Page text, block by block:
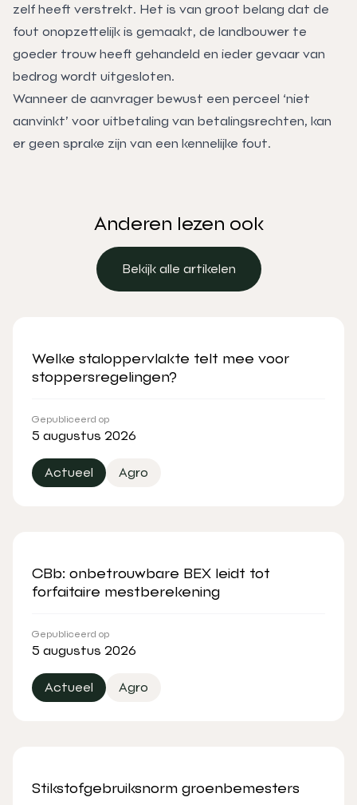
zelf heeft verstrekt. Het is van groot belang dat de
fout onopzettelijk is gemaakt, de landbouwer te
goeder trouw heeft gehandeld en ieder gevaar van
bedrog wordt uitgesloten.
Wanneer de aanvrager bewust een perceel ‘niet
aanvinkt’ voor uitbetaling van betalingsrechten, kan
er geen sprake zijn van een kennelijke fout.
Anderen lezen ook
Bekijk alle artikelen
Welke staloppervlakte telt mee voor
stoppersregelingen?
Gepubliceerd op
5 augustus 2026
Actueel Agro
CBb: onbetrouwbare BEX leidt tot
forfaitaire mestberekening
Gepubliceerd op
5 augustus 2026
Actueel Agro
Stikstofgebruiksnorm groenbemesters